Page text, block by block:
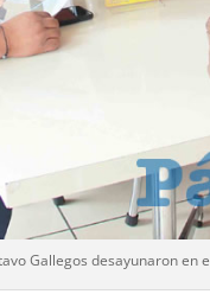
Gallegos desayunaron en